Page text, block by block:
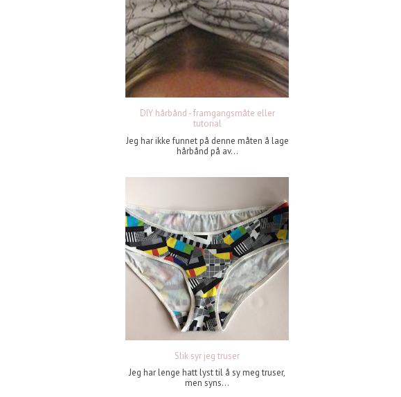
DIY hårbånd - framgangsmåte eller
tutorial
Jeg har ikke funnet på denne måten å lage
hårbånd på av...
Slik syr jeg truser
Jeg har lenge hatt lyst til å sy meg truser,
men syns...